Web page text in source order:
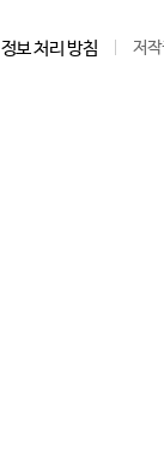
보 처리 방침 저